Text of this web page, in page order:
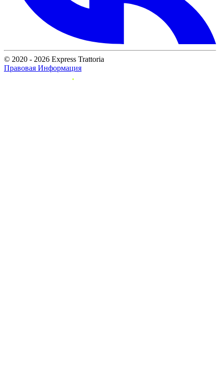
© 2020 - 2026 Express Trattoria
Правовая Информация